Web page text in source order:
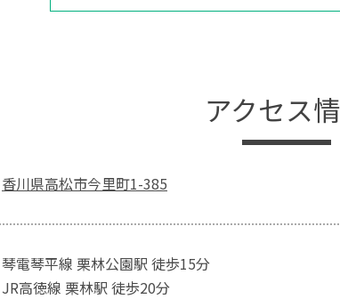
アクセス
香川県高松市今里町1-385
琴電琴平線 栗林公園駅 徒歩15分
JR高徳線 栗林駅 徒歩20分